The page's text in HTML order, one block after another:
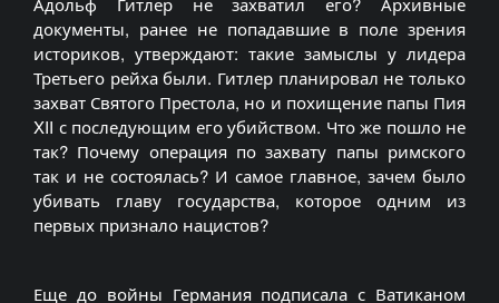
документы, ранее не попадавшие в поле зрения
историков, утверждают: такие замыслы у лидера
Третьего рейха были. Гитлер планировал не только
захват Святого Престола, но и похищение папы Пия
XII с последующим его убийством. Что же пошло не
так? Почему операция по захвату папы римского
так и не состоялась? И самое главное, зачем было
убивать главу государства, которое одним из
первых признало нацистов?
Еще до войны Германия подписала с Ватиканом